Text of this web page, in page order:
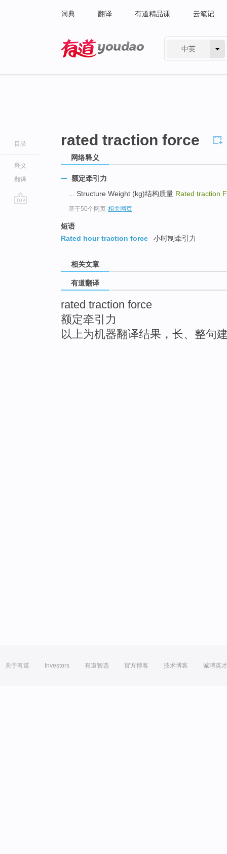
词典 翻译 有道精品课 云笔记
中英
目录
释义
翻译
rated traction force
网络释义
额定牵引力
... Structure Weight (kg)结构质量 Rated traction
基于50个网页-相关网页
短语
Rated hour traction force
小时制牵引力
相关文章
有道翻译
rated traction force
额定牵引力
以上为机器翻译结果，长、整句
关于有道 Investors 有道智选 官方博客 技术博客 诚聘英才